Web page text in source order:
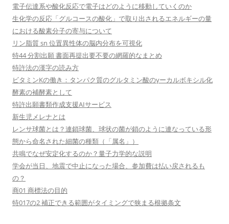
電子伝達系や酸化反応で電子はどのように移動していくのか
生化学の反応「グルコースの酸化」で取り出されるエネルギーの量
における酸素分子の寄与について
リン脂質 sn 位置異性体の脳内分布を可視化
特44 分割出願 書面再提出要不要の網羅的なまとめ
特許法の漢字の読み方
ビタミンKの働き：タンパク質のグルタミン酸のγーカルボキシル化
酵素の補酵素として
特許出願書類作成支援AIサービス
新生児メレナとは
レンサ球菌とは？連鎖球菌、球状の菌が鎖のように連なっている形
態から命名された細菌の種類（「属名」）
共鳴でなぜ安定化するのか？量子力学的な説明
学会が当日、地震で中止になった場合、参加費は払い戻されるも
の？
商01 商標法の目的
特017の2 補正できる範囲がタイミングで狭まる根拠条文